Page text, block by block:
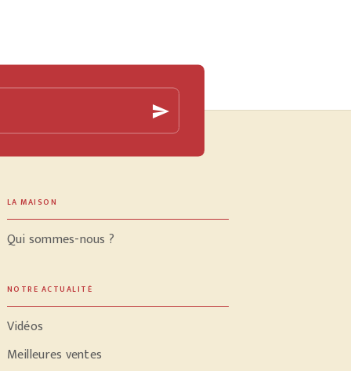
send
LA MAISON
Qui sommes-nous ?
NOTRE ACTUALITÉ
Vidéos
Meilleures ventes